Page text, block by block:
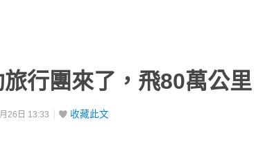
行團來了，飛80萬公
26日 13:33 收藏此文